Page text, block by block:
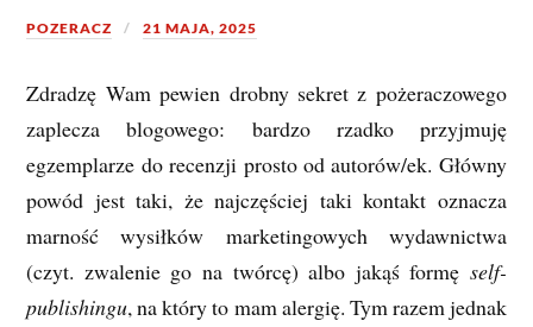
POZERACZ 21 MAJA, 2025
Zdradzę Wam pewien drobny sekret z pożeraczowego
zaplecza blogowego: bardzo rzadko przyjmuję
egzemplarze do recenzji prosto od autorów/ek. Główny
powód jest taki, że najczęściej taki kontakt oznacza
marność wysiłków marketingowych wydawnictwa
(czyt. zwalenie go na twórcę) albo jakąś formę self-
publishingu, na który to mam alergię. Tym razem jednak